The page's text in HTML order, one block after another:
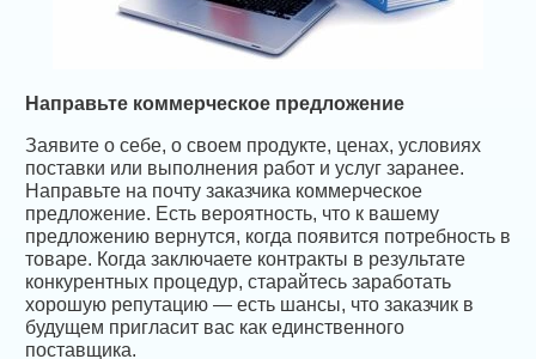
Направьте коммерческое предложение
Заявите о себе, о своем продукте, ценах, условиях
поставки или выполнения работ и услуг заранее.
Направьте на почту заказчика коммерческое
предложение. Есть вероятность, что к вашему
предложению вернутся, когда появится потребность в
товаре. Когда заключаете контракты в результате
конкурентных процедур, старайтесь заработать
хорошую репутацию — есть шансы, что заказчик в
будущем пригласит вас как единственного
поставщика.